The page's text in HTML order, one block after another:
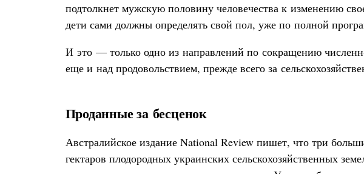
подтолкнет мужскую половину человечества к изменению
дети сами должны определять свой пол, уже по полной
И это — только одно из направлений по сокращению
еще и над продовольствием, прежде всего за
Проданные за бесценок
Австралийское издание National Review пишет, что три
гектаров плодородных украинских сельскохозяйственных